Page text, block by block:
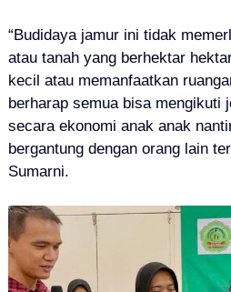
“Budidaya jamur ini tidak
atau tanah yang berhektar
kecil atau memanfaatkan
berharap semua bisa mengikuti
secara ekonomi anak anak
bergantung dengan orang lain
Sumarni.